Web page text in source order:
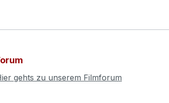
gehts zu unserem Filmforum